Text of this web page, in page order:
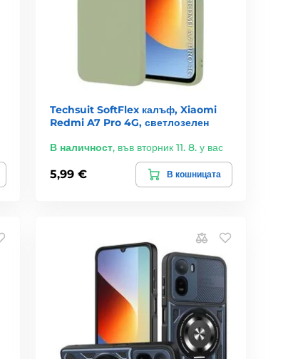
Techsuit SoftFlex калъф, Xiaomi
Redmi A7 Pro 4G, светлозелен
В наличност, във вторник 11. 8. у вас
5,99 € В кошницата